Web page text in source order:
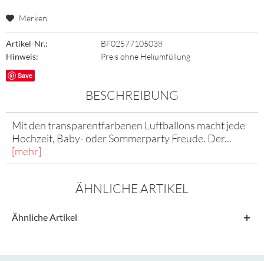
Merken
Artikel-Nr.:
BF02577105038
Hinweis:
Preis ohne Heliumfüllung
Save
BESCHREIBUNG
Mit den transparentfarbenen Luftballons macht jede
Hochzeit, Baby- oder Sommerparty Freude. Der...
[mehr]
ÄHNLICHE ARTIKEL
Ähnliche Artikel